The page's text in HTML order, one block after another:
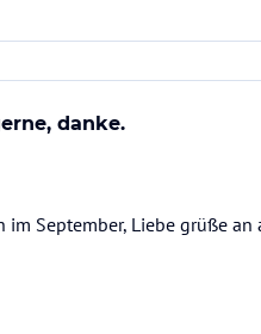
danke.
September, Liebe grüße